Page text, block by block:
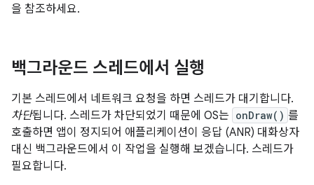
을 참조하세요.
백그라운드 스레드에서 실행
기본 스레드에서 네트워크 요청을 하면 스레드가 대기합니다.
차단됩니다. 스레드가 차단되었기 때문에 OS는 onDraw() 를
호출하면 앱이 정지되어 애플리케이션이 응답 (ANR) 대화상자
대신 백그라운드에서 이 작업을 실행해 보겠습니다. 스레드가
필요합니다.